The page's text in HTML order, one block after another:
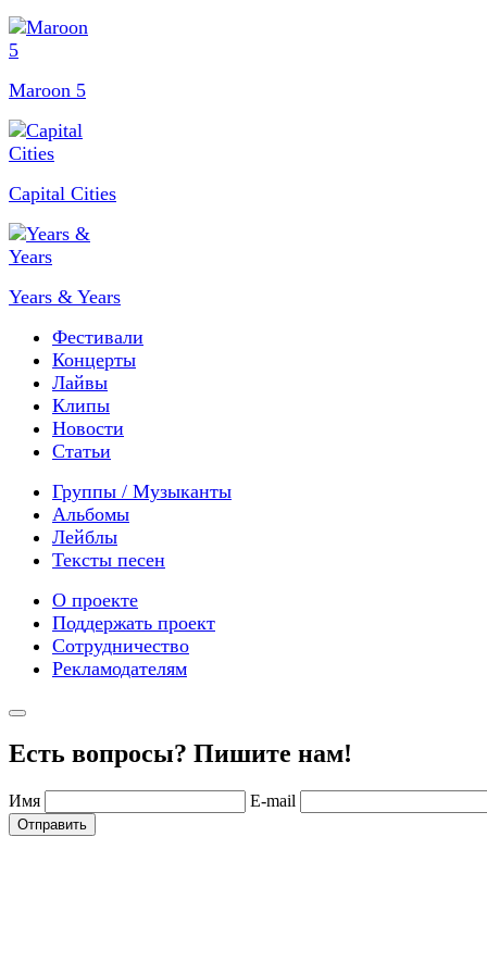
Maroon 5
Capital Cities
Years & Years
Фестивали
Концерты
Лайвы
Клипы
Новости
Статьи
Группы / Музыканты
Альбомы
Лейблы
Тексты песен
О проекте
Поддержать проект
Сотрудничество
Рекламодателям
Есть вопросы? Пишите нам!
Имя E-mail